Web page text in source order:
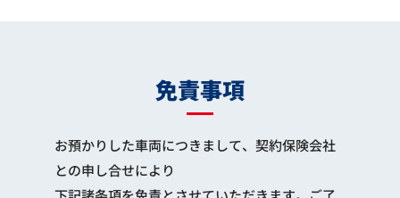
免責事項
お預かりした車両につきまして、契約保険会社
との申し合せにより